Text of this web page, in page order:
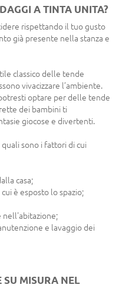
A TINTA UNITA?
rispettando il tuo gusto
già presente nella stanza e
classico delle tende
vivacizzare l’ambiente.
optare per delle tende
dei bambini ti
giocose e divertenti.
quali sono i fattori di cui
casa;
è esposto lo spazio;
nell'abitazione;
e lavaggio dei
MISURA NEL